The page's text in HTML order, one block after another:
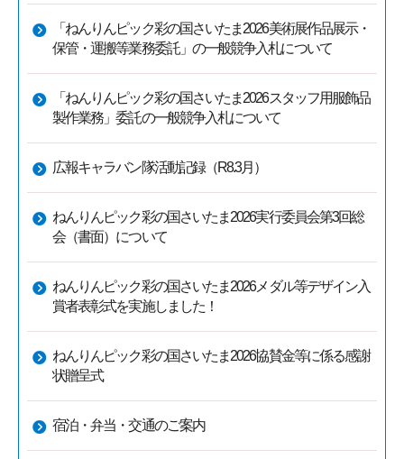
「ねんりんピック彩の国さいたま2026美術展作品展示・
保管・運搬等業務委託」の一般競争入札について
「ねんりんピック彩の国さいたま2026スタッフ用服飾品
製作業務」委託の一般競争入札について
広報キャラバン隊活動記録（R8.3月）
ねんりんピック彩の国さいたま2026実行委員会第3回総
会（書面）について
ねんりんピック彩の国さいたま2026メダル等デザイン入
賞者表彰式を実施しました！
ねんりんピック彩の国さいたま2026協賛金等に係る感謝
状贈呈式
宿泊・弁当・交通のご案内